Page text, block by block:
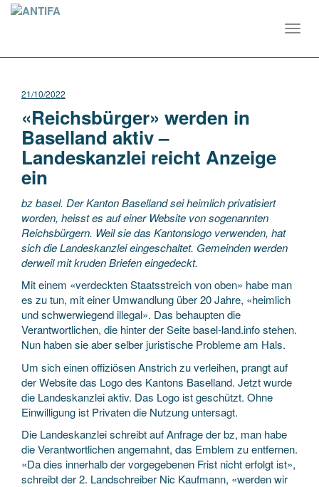
21/10/2022
«Reichsbürger» werden in
Baselland aktiv –
Landeskanzlei reicht Anzeige
ein
bz basel. Der Kanton Baselland sei heimlich privatisiert
worden, heisst es auf einer Website von sogenannten
Reichsbürgern. Weil sie das Kantonslogo verwenden, hat
sich die Landeskanzlei eingeschaltet. Gemeinden werden
derweil mit kruden Briefen eingedeckt.
Mit einem «verdeckten Staatsstreich von oben» habe man
es zu tun, mit einer Umwandlung über 20 Jahre, «heimlich
und schwerwiegend illegal». Das behaupten die
Verantwortlichen, die hinter der Seite basel-land.info stehen.
Nun haben sie aber selber juristische Probleme am Hals.
Um sich einen offiziösen Anstrich zu verleihen, prangt auf
der Website das Logo des Kantons Baselland. Jetzt wurde
die Landeskanzlei aktiv. Das Logo ist geschützt. Ohne
Einwilligung ist Privaten die Nutzung untersagt.
Die Landeskanzlei schreibt auf Anfrage der bz, man habe
die Verantwortlichen angemahnt, das Emblem zu entfernen.
«Da dies innerhalb der vorgegebenen Frist nicht erfolgt ist»,
schreibt der 2. Landschreiber Nic Kaufmann, «werden wir